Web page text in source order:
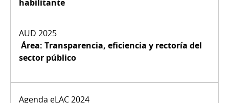
habilitante
Área: Transparencia, eficiencia y rectoría del
sector público